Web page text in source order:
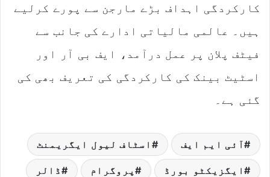
کارکردگی اہداف بڑے مارجن سے پورے کرلیے
ہیں۔ عالمی مالیاتی ادارے کی جانب سے
فیٹف پلان پر عمل درآمد، ایف بی آر اور
اسٹیٹ بینک کی کارکردگی کی تعریف بھی کی
گئی ہے۔
آئی ایم ایف اسٹاف لیول ایگریمنٹ
ایگزیکٹو بورڈ پروگرام ڈالر